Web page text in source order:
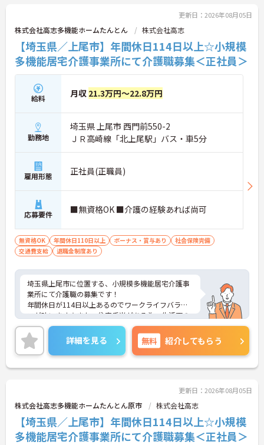
更新日：2026年08月05日
株式会社高志多機能ホームたんとん 株式会社高志
【埼玉県／上尾市】年間休日114日以上☆小規模
多機能居宅介護事業所にて介護職募集＜正社員＞
給料 月収 21.3万円～22.8万円
勤務地
埼玉県 上尾市 西門前550-2
ＪＲ高崎線「北上尾駅」バス・車5分
雇用形態 正社員(正職員)
応募要件 ■無資格OK ■介護の経験あれば尚可
無資格OK 年間休日110日以上 ボーナス・賞与あり
社会保険完備
交通費支給
退職金制度あり
埼玉県上尾市に位置する、小規模多機能居宅介護事
業所にて介護職の募集です！
年間休日が114日以上あるのでワークライフバラン
スが叶います☆また、住宅手当がある為、生活面の
負担を軽減し、安心して長く勤務していただけます
◎
ご興味のある方には、面接対策ポイントなど、さら
に詳細をお話しいたしますのでお気軽にご相談くだ
さい！
詳細を見る 無料 紹介してもらう
更新日：2026年08月05日
株式会社高志多機能ホームたんとん原市 株式会社高志
【埼玉県／上尾市】年間休日114日以上☆小規模
多機能居宅介護事業所にて介護職募集＜正社員＞